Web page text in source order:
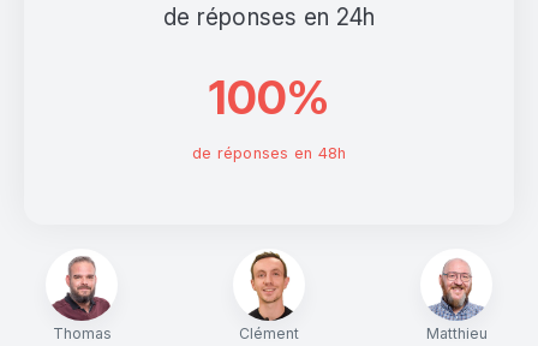
Thomas Clément Matthieu
de réponses en 24h
100%
de réponses en 48h